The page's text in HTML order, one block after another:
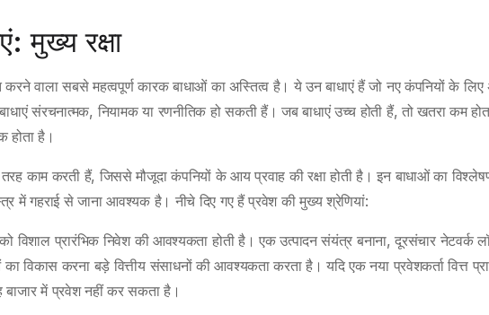
मुख्य रक्षा
वाला सबसे महत्वपूर्ण कारक बाधाओं का अस्तित्व है। ये उन बाधाएं हैं जो नए कंपनियों के लिए
संरचनात्मक, नियामक या रणनीतिक हो सकती हैं। जब बाधाएं उच्च होती हैं, तो खतरा कम
होता है।
काम करती हैं, जिससे मौजूदा कंपनियों के आय प्रवाह की रक्षा होती है। इन बाधाओं का
में गहराई से जाना आवश्यक है। नीचे दिए गए हैं प्रवेश की मुख्य श्रेणियां:
विशाल प्रारंभिक निवेश की आवश्यकता होती है। एक उत्पादन संयंत्र बनाना, दूरसंचार नेटवर्क
विकास करना बड़े वित्तीय संसाधनों की आवश्यकता करता है। यदि एक नया प्रवेशकर्ता वित्त
में प्रवेश नहीं कर सकता है।